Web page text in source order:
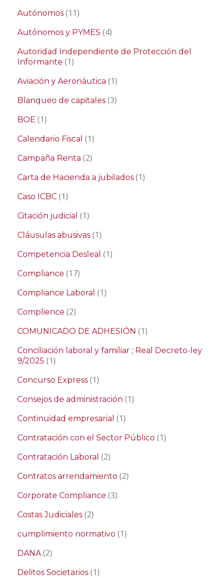
Autónomos (11)
Autónomos y PYMES (4)
Autoridad Independiente de Protección del
Informante (1)
Aviación y Aeronáutica (1)
Blanqueo de capitales (3)
BOE (1)
Calendario Fiscal (1)
Campaña Renta (2)
Carta de Hacienda a jubilados (1)
Caso ICBC (1)
Citación judicial (1)
Cláusulas abusivas (1)
Competencia Desleal (1)
Compliance (17)
Compliance Laboral (1)
Complience (2)
COMUNICADO DE ADHESIÓN (1)
Conciliación laboral y familiar ; Real Decreto-ley
9/2025 (1)
Concurso Express (1)
Consejos de administración (1)
Continuidad empresarial (1)
Contratación con el Sector Público (1)
Contratación Laboral (2)
Contratos arrendamiento (2)
Corporate Compliance (3)
Costas Judiciales (2)
cumplimiento normativo (1)
DANA(2)
Delitos Societarios (1)